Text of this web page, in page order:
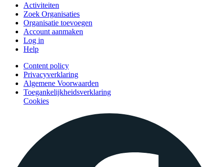
Activiteiten
Zoek Organisaties
Organisatie toevoegen
Account aanmaken
Log in
Help
Content policy
Privacyverklaring
Algemene Voorwaarden
Toegankelijkheidsverklaring
Cookies